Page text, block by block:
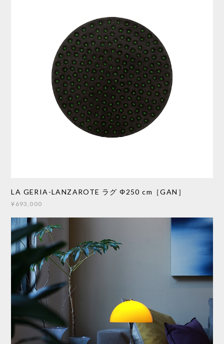
LA GERIA-LANZAROTE ラグ Φ250 cm［GAN］
¥693,000